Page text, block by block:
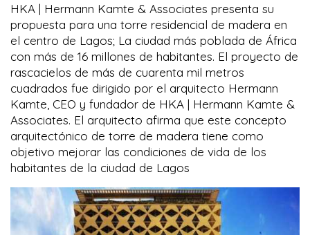
HKA | Hermann Kamte & Associates presenta su
propuesta para una torre residencial de madera en
el centro de Lagos; La ciudad más poblada de África
con más de 16 millones de habitantes. El proyecto de
rascacielos de más de cuarenta mil metros
cuadrados fue dirigido por el arquitecto Hermann
Kamte, CEO y fundador de HKA | Hermann Kamte &
Associates. El arquitecto afirma que este concepto
arquitectónico de torre de madera tiene como
objetivo mejorar las condiciones de vida de los
habitantes de la ciudad de Lagos